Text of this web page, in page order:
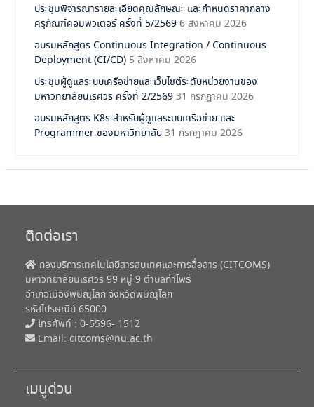
ประชุมพิจารณารายละเอียดคุณลักษณะ และกำหนดราคากลาง
ครุภัณฑ์คอมพิวเตอร์ ครั้งที่ 5/2569 6 สิงหาคม 2026
อบรมหลักสูตร Continuous Integration / Continuous
Deployment (CI/CD) 5 สิงหาคม 2026
ประชุมผู้ดูแลระบบเครือข่ายและเว็บไซต์ระดับหน่วยงานของ
มหาวิทยาลัยนเรศวร ครั้งที่ 2/2569 31 กรกฎาคม 2026
อบรมหลักสูตร K8s สำหรับผู้ดูแลระบบเครือข่าย และ
Programmer ของมหาวิทยาลัย 31 กรกฎาคม 2026
ติดต่อเรา
กองบริการเทคโนโลยีสารสนเทศและการสื่อสาร (CITCOMS)
มหาวิทยาลัยนเรศวร 99 หมู่ 9 ตำบลท่าโพธิ์
อำเภอเมืองพิษณุโลก จังหวัดพิษณุโลก
รหัสไปรษณีย์ 65000
โทรศัพท์ : 0-5596- 1512
Email: citcoms@nu.ac.th
เมนูด่วน